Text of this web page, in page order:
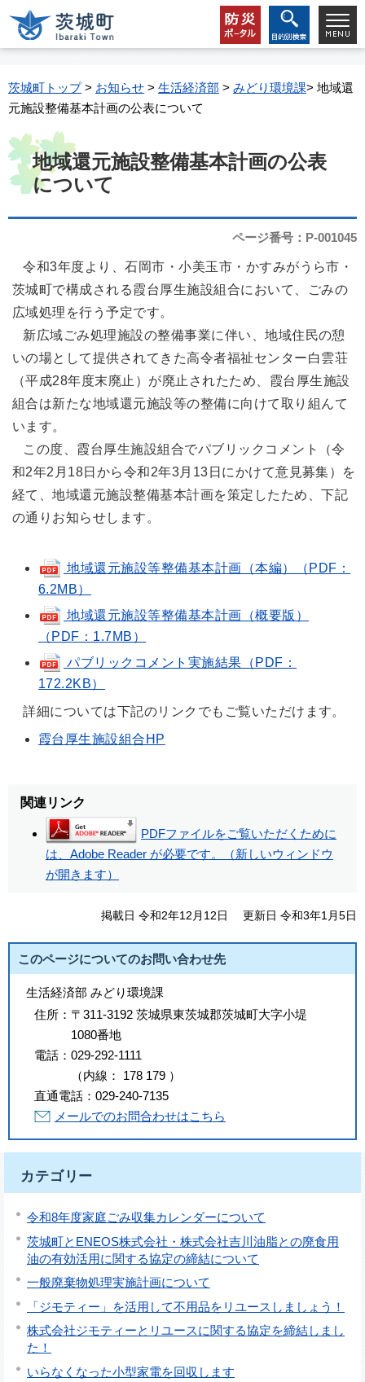
茨城町トップ> お知らせ > 生活経済部 > みどり環境課> 地域還
元施設整備基本計画の公表について
地域還元施設整備基本計画の公表
について
ページ番号：P-001045
令和3年度より、石岡市・小美玉市・かすみがうら市・
茨城町で構成される霞台厚生施設組合において、ごみの
広域処理を行う予定です。
新広域ごみ処理施設の整備事業に伴い、地域住民の憩
いの場として提供されてきた高令者福祉センター白雲荘
（平成28年度末廃止）が廃止されたため、霞台厚生施設
組合は新たな地域還元施設等の整備に向けて取り組んて
います。
この度、霞台厚生施設組合でパブリックコメント（令
和2年2月18日から令和2年3月13日にかけて意見募集）を
経て、地域還元施設整備基本計画を策定したため、下記
の通りお知らせします。
地域還元施設等整備基本計画（本編）（PDF：
6.2MB）
地域還元施設等整備基本計画（概要版）
（PDF：1.7MB）
パブリックコメント実施結果（PDF：
172.2KB）
詳細については下記のリンクでもご覧いただけます。
霞台厚生施設組合HP
関連リンク
PDFファイルをご覧いただくために
は、Adobe Reader が必要です。（新しいウィンドウ
が開きます）
掲載日 令和2年12月12日 更新日 令和3年1月5日
このページについてのお問い合わせ先
生活経済部 みどり環境課
住所： 〒311-3192 茨城県東茨城郡茨城町大字小堤
1080番地
電話： 029-292-1111
（内線 ： 178 179 ）
直通電話： 029-240-7135
メールでのお問合わせはこちら
カテゴリー
令和8年度家庭ごみ収集カレンダーについて
茨城町とENEOS株式会社・株式会社吉川油脂との廃食用
油の有効活用に関する協定の締結について
一般廃棄物処理実施計画について
「ジモティー」を活用して不用品をリユースしましょう！
株式会社ジモティーとリユースに関する協定を締結しまし
た！
いらなくなった小型家電を回収します